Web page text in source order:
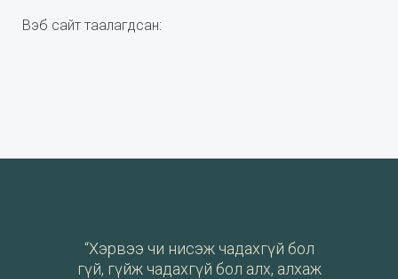
Вэб сайт таалагдсан:
“Хэрвээ чи нисэж чадахгүй бол
гүй, гүйж чадахгүй бол алх, алхаж